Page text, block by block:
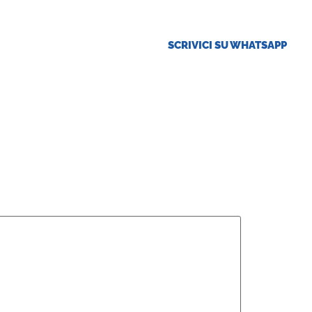
SCRIVICI SU WHATSAPP